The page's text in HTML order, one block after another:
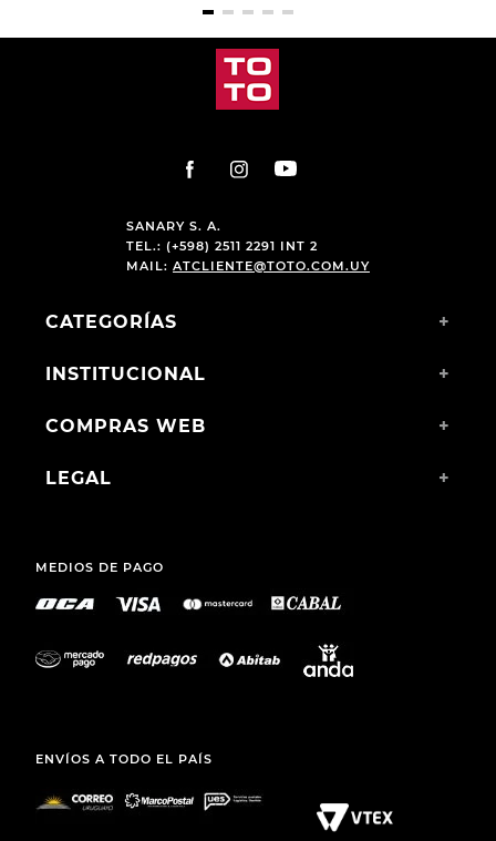
SANARY S. A.
TEL.: (+598) 2511 2291 INT 2
MAIL: ATCLIENTE@TOTO.COM.UY
CATEGORÍAS +
INSTITUCIONAL +
COMPRAS WEB +
LEGAL +
MEDIOS DE PAGO
ENVÍOS A TODO EL PAÍS